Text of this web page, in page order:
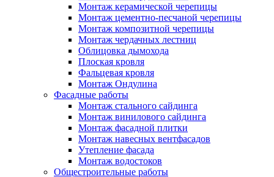
Монтаж керамической черепицы
Монтаж цементно-песчаной черепицы
Монтаж композитной черепицы
Монтаж чердачных лестниц
Облицовка дымохода
Плоская кровля
Фальцевая кровля
Монтаж Ондулина
Фасадные работы
Монтаж стального сайдинга
Монтаж винилового сайдинга
Монтаж фасадной плитки
Монтаж навесных вентфасадов
Утепление фасада
Монтаж водостоков
Общестроительные работы